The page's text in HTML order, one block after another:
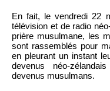
En fait, le vendredi 22
télévision et de radio
prière musulmane, les
sont rassemblés pour
en pleurant un instant
devenus néo-
devenus musulmans.